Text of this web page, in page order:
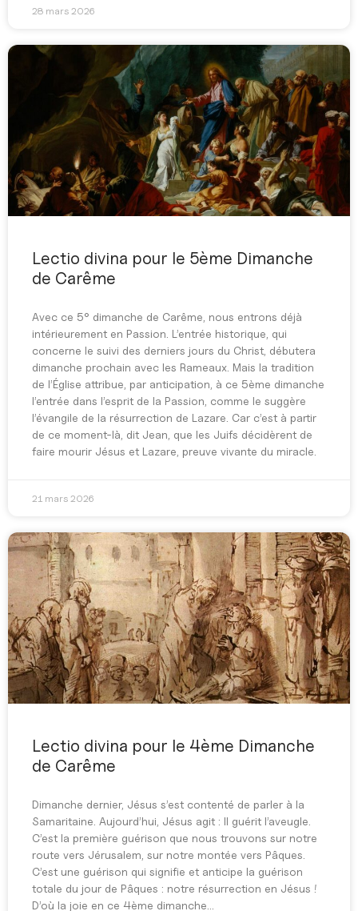
28 mars 2026
Lectio divina pour le 5ème Dimanche
de Carême
Avec ce 5° dimanche de Carême, nous entrons déjà
intérieurement en Passion. L’entrée historique, qui
concerne le suivi des derniers jours du Christ, débutera
dimanche prochain avec les Rameaux. Mais la tradition
de l’Église attribue, par anticipation, à ce 5ème dimanche
l’entrée dans l’esprit de la Passion, comme le suggère
l’évangile de la résurrection de Lazare. Car c’est à partir
de ce moment-là, dit Jean, que les Juifs décidèrent de
faire mourir Jésus et Lazare, preuve vivante du miracle.
21 mars 2026
Lectio divina pour le 4ème Dimanche
de Carême
Dimanche dernier, Jésus s’est contenté de parler à la
Samaritaine. Aujourd’hui, Jésus agit : Il guérit l’aveugle.
C’est la première guérison que nous trouvons sur notre
route vers Jérusalem, sur notre montée vers Pâques.
C’est une guérison qui signifie et anticipe la guérison
totale du jour de Pâques : notre résurrection en Jésus !
D’où la joie en ce 4ème dimanche…